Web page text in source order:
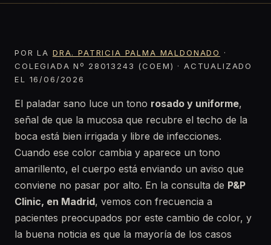
POR LA DRA. PATRICIA PALMA MALDONADO
·
COLEGIADA Nº 28013243 (COEM) · ACTUALIZADO
EL 16/06/2026
El paladar sano luce un tono rosado y uniforme,
señal de que la mucosa que recubre el techo de la
boca está bien irrigada y libre de infecciones.
Cuando ese color cambia y aparece un tono
amarillento, el cuerpo está enviando un aviso que
conviene no pasar por alto. En la consulta de P&P
Clinic, en Madrid, vemos con frecuencia a
pacientes preocupados por este cambio de color, y
la buena noticia es que la mayoría de los casos